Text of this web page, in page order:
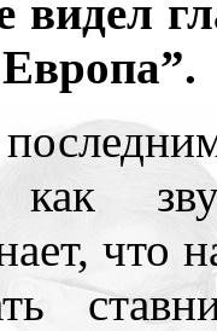
видел
Европа”.
как
что